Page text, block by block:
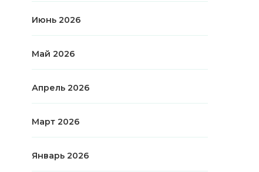
Июнь 2026
Май 2026
Апрель 2026
Март 2026
Январь 2026